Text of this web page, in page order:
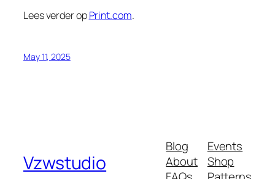
Lees verder opPrint.com.
May 11, 2025
Vzwstudio
Blog
About
Events
Shop